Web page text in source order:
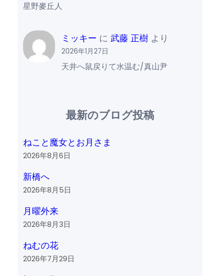
星野麥丘人
ミッキー に武藤 正樹 より
2026年1月27日
天井へ鼠戻りて水温む/真山尹
最新のブログ投稿
ねこと魔女とお月さま
2026年8月6日
新橋へ
2026年8月5日
月曜外来
2026年8月3日
ねむの花
2026年7月29日